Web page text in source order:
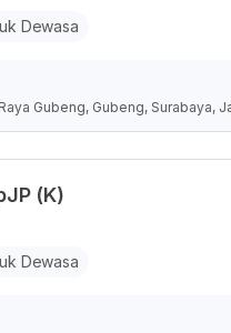
Dewasa
Gubeng, Gubeng, Surabaya,
(K)
Dewasa